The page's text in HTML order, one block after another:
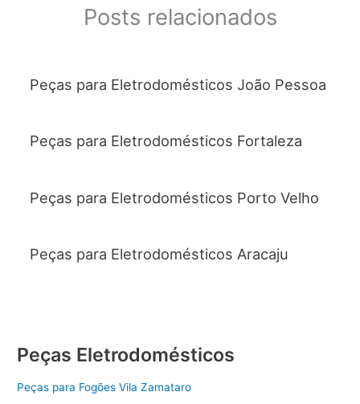
Posts relacionados
Peças para Eletrodomésticos João Pessoa
Peças para Eletrodomésticos Fortaleza
Peças para Eletrodomésticos Porto Velho
Peças para Eletrodomésticos Aracaju
Peças Eletrodomésticos
Peças para Fogões Vila Zamataro